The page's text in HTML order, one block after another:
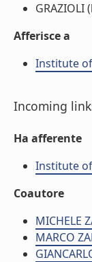
GRAZIOLI
Afferisce a
Institute
Incoming
Ha afferente
Institute
Coautore
MICHELE
MARCO